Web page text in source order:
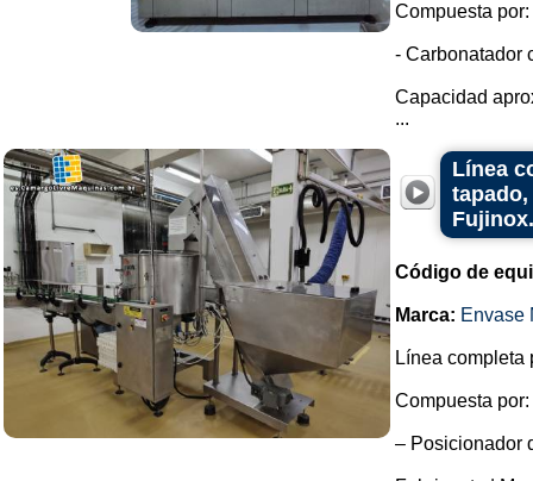
Compuesta por:
- Carbonatador
Capacidad
...
Línea
Fujinox.
Código de
Marca: Envase
Línea completa
Compuesta por:
– Posicionador